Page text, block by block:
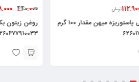
کره حیوانی پاستوریزه میهن مقدار ۱۰۰ گرم
368.000تومان
۶۲۶۰۴۷۷۹۱۰۰۳۳